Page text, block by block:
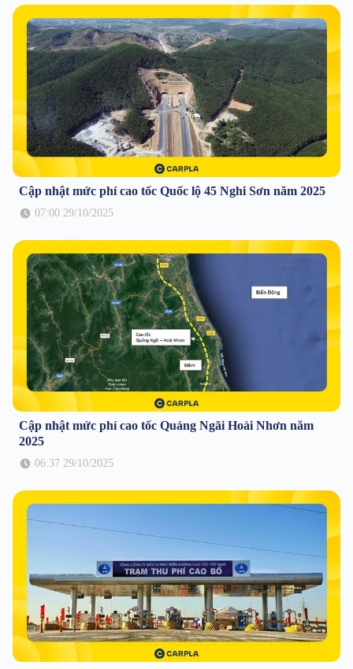
Cập nhật mức phí cao tốc Quốc lộ 45 Nghi Sơn năm 2025
07:00 29/10/2025
Cập nhật mức phí cao tốc Quảng Ngãi Hoài Nhơn năm
2025
06:37 29/10/2025